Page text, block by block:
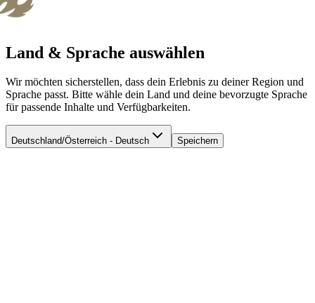
Land & Sprache auswählen
Wir möchten sicherstellen, dass dein Erlebnis zu deiner Region und
Sprache passt. Bitte wähle dein Land und deine bevorzugte Sprache
für passende Inhalte und Verfügbarkeiten.
Deutschland/Österreich - Deutsch Speichern